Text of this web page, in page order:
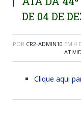
DE 04 DE
POR CR2-ADMIN10 EM 4
Clique aqui